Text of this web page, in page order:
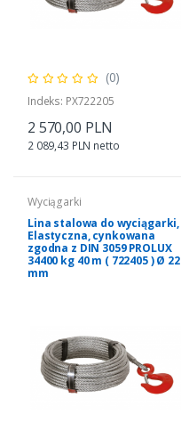
(0)
Indeks: PX722205
2 570,00 PLN
2 089,43 PLN netto
Wyciągarki
Lina stalowa do wyciągarki,
Elastyczna, cynkowana
zgodna z DIN 3059 PROLUX
34400 kg 40 m ( 722405 ) Ø 22
mm